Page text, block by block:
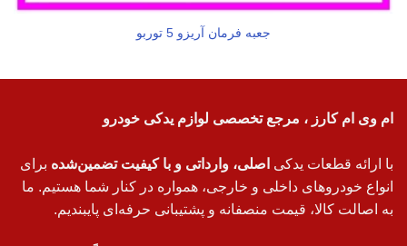
جعبه فرمان آریزو 5 توربو
ام وی ام کارز ، مرجع تخصصی لوازم یدکی خودرو
با ارائه قطعات یدکی اصلی، وارداتی و با کیفیت تضمین‌شده برای
انواع خودروهای داخلی و خارجی، همواره در کنار شما هستیم. ما
به اصالت کالا، قیمت منصفانه و پشتیبانی حرفه‌ای پایبندیم.